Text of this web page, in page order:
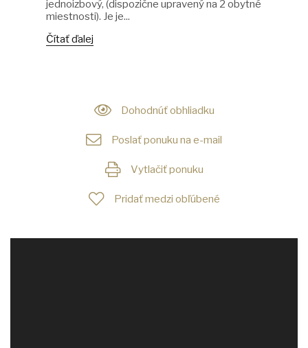
jednoizbový, (dispozične upravený na 2 obytné
miestnosti). Je je...
Čítať ďalej
Dohodnúť obhliadku
Poslať ponuku na e-mail
Vytlačiť ponuku
Pridať medzi obľúbené